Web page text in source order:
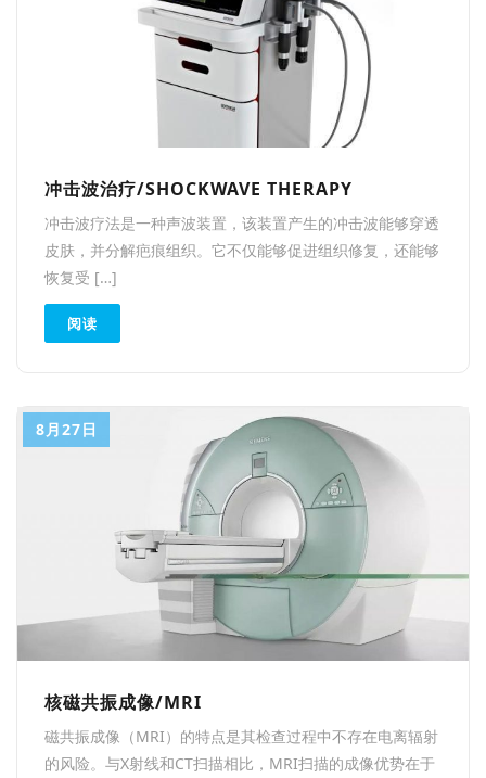
冲击波治疗/SHOCKWAVE THERAPY
冲击波疗法是一种声波装置，该装置产生的冲击波能够穿透
皮肤，并分解疤痕组织。它不仅能够促进组织修复，还能够
恢复受 […]
阅读
8月27日
核磁共振成像/MRI
磁共振成像（MRI）的特点是其检查过程中不存在电离辐射
的风险。与X射线和CT扫描相比，MRI扫描的成像优势在于